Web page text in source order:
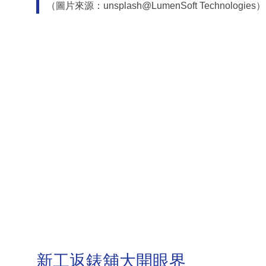
（圖片來源：unsplash@LumenSoft Technologies）
新工返錶舖大開眼界